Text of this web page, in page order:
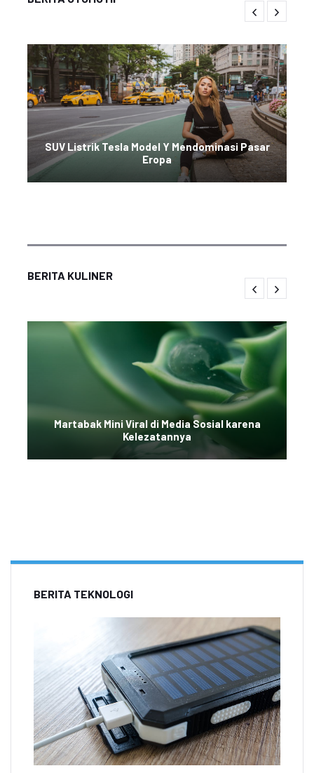
SUV Listrik Tesla Model Y Mendominasi Pasar
Eropa
BERITA KULINER
Martabak Mini Viral di Media Sosial karena
Kelezatannya
BERITA TEKNOLOGI